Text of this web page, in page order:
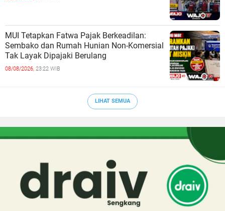
MUI Tetapkan Fatwa Pajak Berkeadilan:
Sembako dan Rumah Hunian Non-Komersial
Tak Layak Dipajaki Berulang
08/08/2026, 23:22 WIB
LIHAT SEMUA